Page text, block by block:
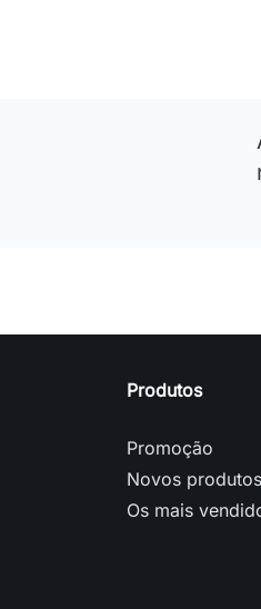
Produtos
Promoção
Novos produtos
Os mais